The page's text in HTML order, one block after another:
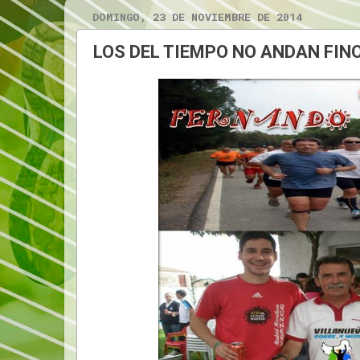
DOMINGO, 23 DE NOVIEMBRE DE 2014
LOS DEL TIEMPO NO ANDAN